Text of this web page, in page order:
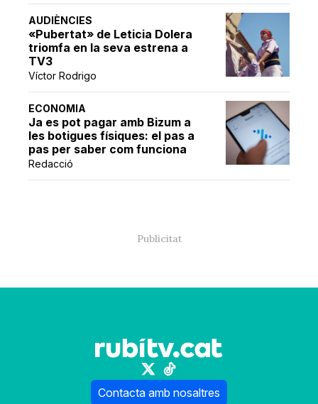
AUDIÈNCIES
«Pubertat» de Leticia Dolera
triomfa en la seva estrena a
TV3
Víctor Rodrigo
ECONOMIA
Ja es pot pagar amb Bizum a
les botigues físiques: el pas a
pas per saber com funciona
Redacció
Contacta amb nosaltres